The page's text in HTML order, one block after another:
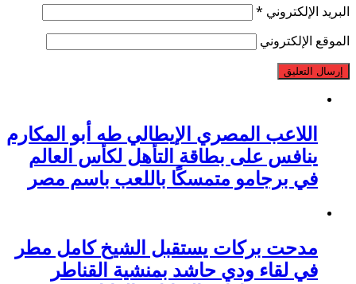
البريد الإلكتروني *
الموقع الإلكتروني
اللاعب المصري الإيطالي طه أبو المكارم
ينافس على بطاقة التأهل لكأس العالم
في برجامو متمسكًا باللعب باسم مصر
مدحت بركات يستقبل الشيخ كامل مطر
في لقاء ودي حاشد بمنشية القناطر